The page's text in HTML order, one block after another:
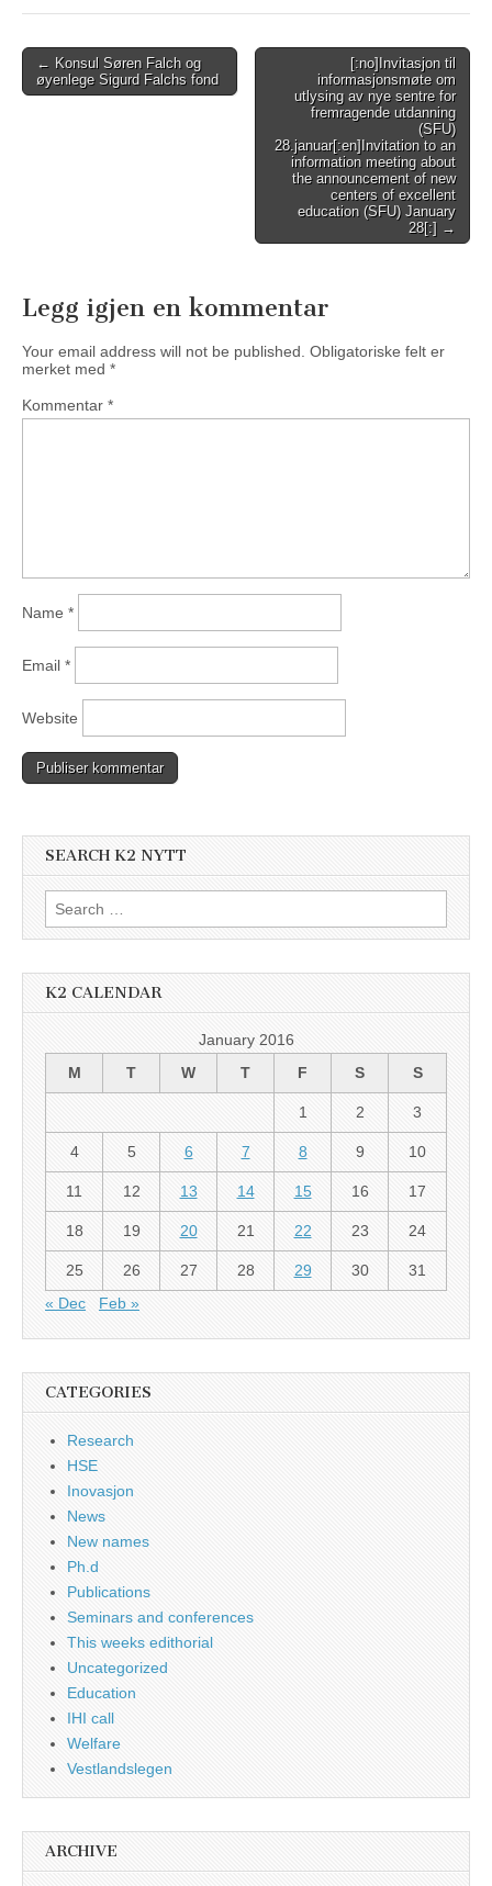
Post
navigation
← Konsul Søren Falch og
øyenlege Sigurd Falchs fond
[:no]Invitasjon til
informasjonsmøte om
utlysing av nye sentre for
fremragende utdanning
(SFU)
28.januar[:en]Invitation to an
information meeting about
the announcement of new
centers of excellent
education (SFU) January
28[:] →
Legg igjen en kommentar
Your email address will not be published. Obligatoriske felt er
merket med *
Kommentar *
Name *
Email *
Website
SEARCH K2 NYTT
Search
for:
K2 CALENDAR
January 2016
M
T W T F S S
1 2 3
4 5 6 7 8 9 10
11 12 13 14 15 16 17
18 19 20 21 22 23 24
25 26 27 28 29 30
31
« Dec
Feb »
CATEGORIES
Research
HSE
Inovasjon
News
New names
Ph.d
Publications
Seminars and conferences
This weeks edithorial
Uncategorized
Education
IHI call
Welfare
Vestlandslegen
ARCHIVE